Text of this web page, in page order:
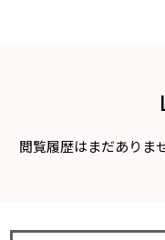
閲覧履歴はまだありま